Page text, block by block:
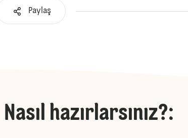
Paylaş
Nasıl hazırlarsınız?: